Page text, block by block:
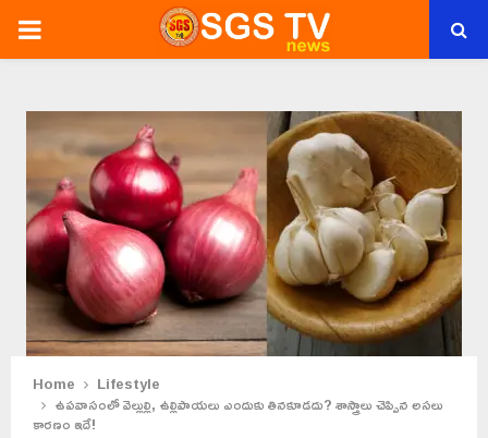
PRIMARY
Home Lifestyle
ఉపవాసంలో వెల్లుల్లి, ఉల్లిపాయలు ఎందుకు తినకూడదు? శాస్త్రాలు చెప్పిన అసలు
కారణం ఇదే!